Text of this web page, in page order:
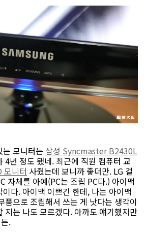
는 모니터는 삼성 Syncmaster B2430L
4년 정도 됐네. 최근에 직원 컴퓨터 교
모니터 사줬는데 보니까 좋더만. LG 걸
자체를 아예(PC는 조립 PC다.) 아이맥
다. 아이맥 이쁘긴 한데, 나는 아이맥
품으로 조립해서 쓰는 게 낫다는 생각이
지는 나도 모르겠다. 아까도 얘기했지만
.